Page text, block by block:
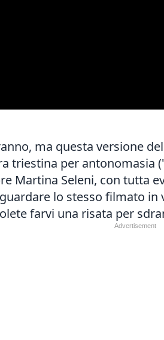
ma questa versione
triestina per antonomasia
Martina Seleni, con tutta
lo stesso filmato
farvi una risata per